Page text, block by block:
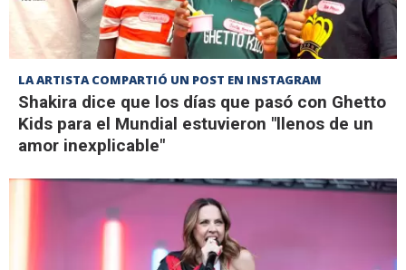
LA ARTISTA COMPARTIÓ UN POST EN INSTAGRAM
Shakira dice que los días que pasó con Ghetto
Kids para el Mundial estuvieron "llenos de un
amor inexplicable"